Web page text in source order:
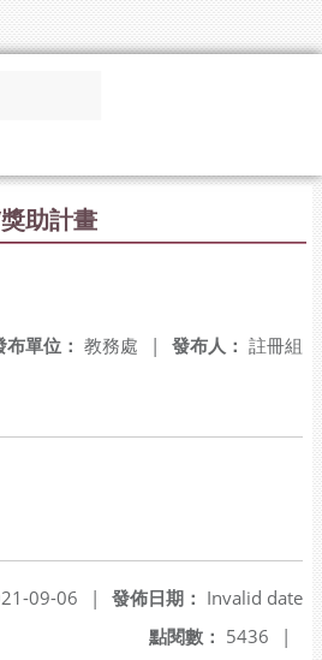
助計畫
發布人： 註冊組
布單位： 教務處 |
發佈日期： Invalid date
09-06
|
點閱數： 5436 |